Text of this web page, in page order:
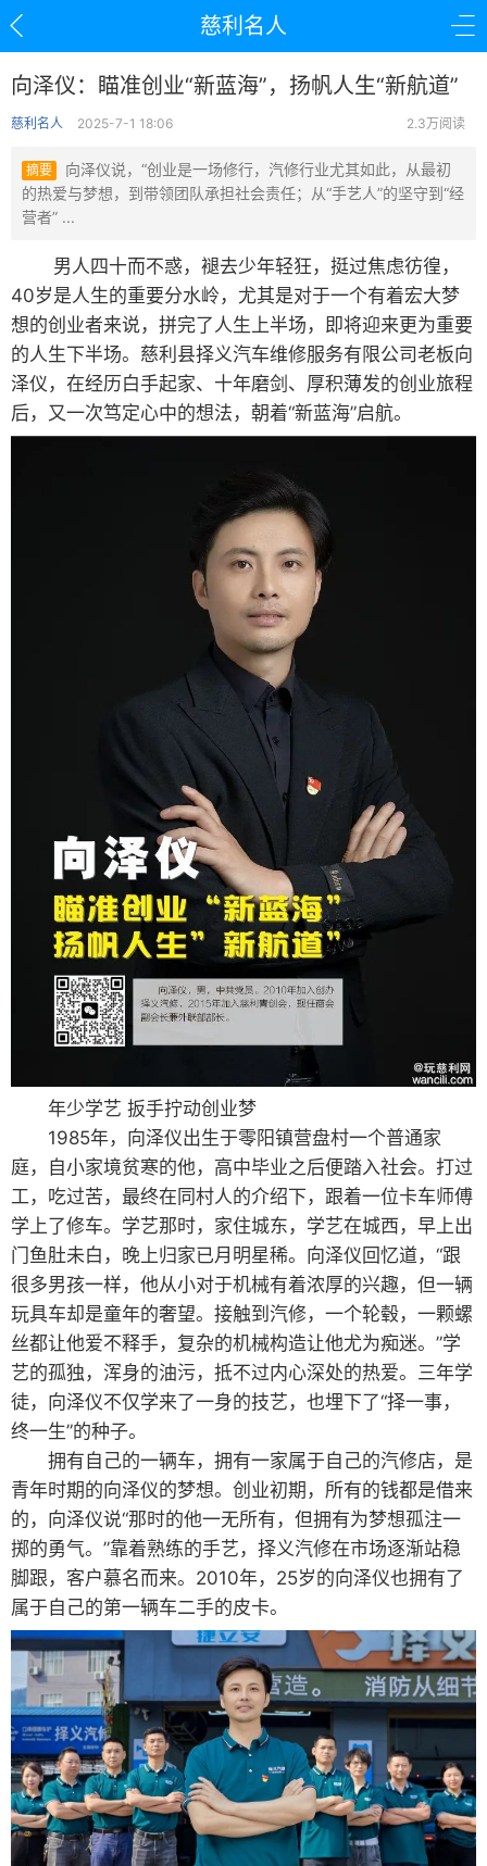
慈利名人
向泽仪：瞄准创业“新蓝海”，扬帆人生“新航道”
慈利名人 2025-7-1 18:06 2.3万阅读
摘要
向泽仪说，“创业是一场修行，汽修行业尤其如此，从最初
的热爱与梦想，到带领团队承担社会责任；从“手艺人”的坚守到“经
营者” ...
男人四十而不惑，褪去少年轻狂，挺过焦虑彷徨，
40岁是人生的重要分水岭，尤其是对于一个有着宏大梦
想的创业者来说，拼完了人生上半场，即将迎来更为重要
的人生下半场。慈利县择义汽车维修服务有限公司老板向
泽仪，在经历白手起家、十年磨剑、厚积薄发的创业旅程
后，又一次笃定心中的想法，朝着“新蓝海”启航。
年少学艺 扳手拧动创业梦
1985年，向泽仪出生于零阳镇营盘村一个普通家
庭，自小家境贫寒的他，高中毕业之后便踏入社会。打过
工，吃过苦，最终在同村人的介绍下，跟着一位卡车师傅
学上了修车。学艺那时，家住城东，学艺在城西，早上出
门鱼肚未白，晚上归家已月明星稀。向泽仪回忆道，“跟
很多男孩一样，他从小对于机械有着浓厚的兴趣，但一辆
玩具车却是童年的奢望。接触到汽修，一个轮毂，一颗螺
丝都让他爱不释手，复杂的机械构造让他尤为痴迷。”学
艺的孤独，浑身的油污，抵不过内心深处的热爱。三年学
徒，向泽仪不仅学来了一身的技艺，也埋下了“择一事，
终一生”的种子。
拥有自己的一辆车，拥有一家属于自己的汽修店，是
青年时期的向泽仪的梦想。创业初期，所有的钱都是借来
的，向泽仪说“那时的他一无所有，但拥有为梦想孤注一
掷的勇气。”靠着熟练的手艺，择义汽修在市场逐渐站稳
脚跟，客户慕名而来。2010年，25岁的向泽仪也拥有了
属于自己的第一辆车二手的皮卡。